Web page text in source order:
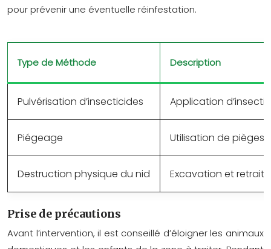
pour prévenir une éventuelle réinfestation.
Type de Méthode Description
Pulvérisation d’insecticides Application
Piégeage Utilisation de pièges
Destruction physique du nid Excavation et retrait
Prise de précautions
Avant l’intervention, il est conseillé d’éloigner les animaux